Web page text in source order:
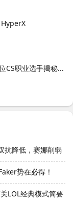
CS职业选手揭秘...
抗降低，赛娜削弱
势在必得！
LOL经典模式简要